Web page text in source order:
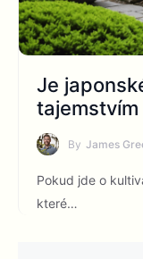
Je
By James
Pokud jde o
které…